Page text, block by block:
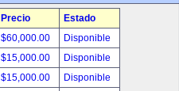
Precio
Estado
$60,000.00
Disponible
$15,000.00
Disponible
$15,000.00
Disponible